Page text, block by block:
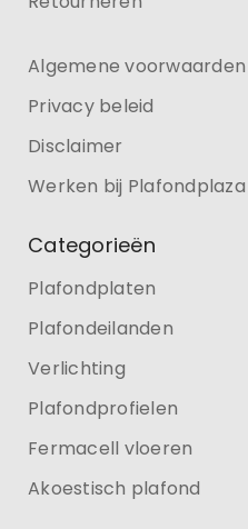
Algemene voorwaarden
Privacy beleid
Disclaimer
Werken bij Plafondplaza
Categorieën
Plafondplaten
Plafondeilanden
Verlichting
Plafondprofielen
Fermacell vloeren
Akoestisch plafond